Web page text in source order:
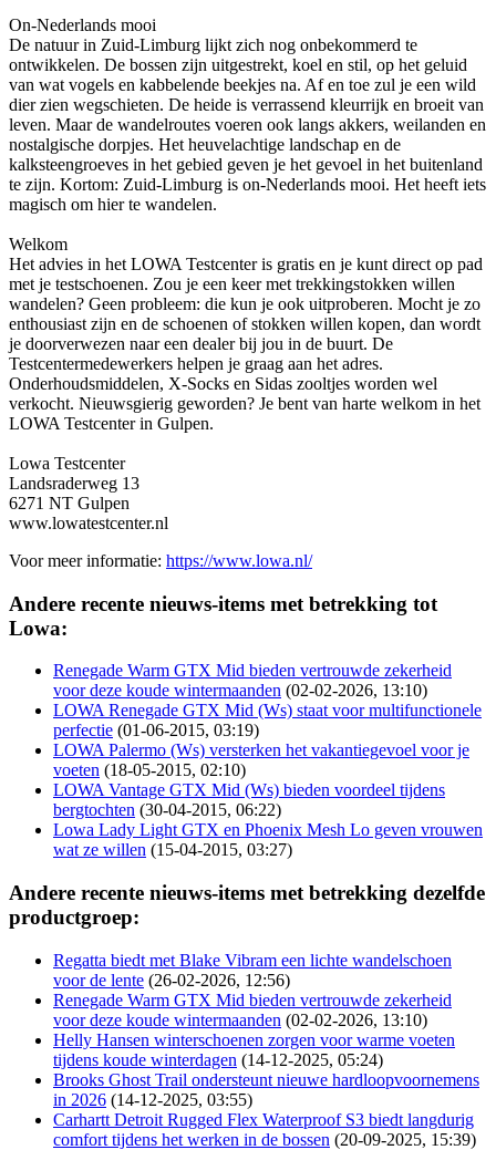
On-Nederlands mooi
De natuur in Zuid-Limburg lijkt zich nog onbekommerd te
ontwikkelen. De bossen zijn uitgestrekt, koel en stil, op het geluid
van wat vogels en kabbelende beekjes na. Af en toe zul je een wild
dier zien wegschieten. De heide is verrassend kleurrijk en broeit van
leven. Maar de wandelroutes voeren ook langs akkers, weilanden en
nostalgische dorpjes. Het heuvelachtige landschap en de
kalksteengroeves in het gebied geven je het gevoel in het buitenland
te zijn. Kortom: Zuid-Limburg is on-Nederlands mooi. Het heeft iets
magisch om hier te wandelen.
Welkom
Het advies in het LOWA Testcenter is gratis en je kunt direct op pad
met je testschoenen. Zou je een keer met trekkingstokken willen
wandelen? Geen probleem: die kun je ook uitproberen. Mocht je zo
enthousiast zijn en de schoenen of stokken willen kopen, dan wordt
je doorverwezen naar een dealer bij jou in de buurt. De
Testcentermedewerkers helpen je graag aan het adres.
Onderhoudsmiddelen, X-Socks en Sidas zooltjes worden wel
verkocht. Nieuwsgierig geworden? Je bent van harte welkom in het
LOWA Testcenter in Gulpen.
Lowa Testcenter
Landsraderweg 13
6271 NT Gulpen
www.lowatestcenter.nl
Voor meer informatie: https://www.lowa.nl/
Andere recente nieuws-items met betrekking tot
Lowa:
Renegade Warm GTX Mid bieden vertrouwde zekerheid
voor deze koude wintermaanden (02-02-2026, 13:10)
LOWA Renegade GTX Mid (Ws) staat voor multifunctionele
perfectie (01-06-2015, 03:19)
LOWA Palermo (Ws) versterken het vakantiegevoel voor je
voeten (18-05-2015, 02:10)
LOWA Vantage GTX Mid (Ws) bieden voordeel tijdens
bergtochten (30-04-2015, 06:22)
Lowa Lady Light GTX en Phoenix Mesh Lo geven vrouwen
wat ze willen (15-04-2015, 03:27)
Andere recente nieuws-items met betrekking dezelfde
productgroep:
Regatta biedt met Blake Vibram een lichte wandelschoen
voor de lente (26-02-2026, 12:56)
Renegade Warm GTX Mid bieden vertrouwde zekerheid
voor deze koude wintermaanden (02-02-2026, 13:10)
Helly Hansen winterschoenen zorgen voor warme voeten
tijdens koude winterdagen (14-12-2025, 05:24)
Brooks Ghost Trail ondersteunt nieuwe hardloopvoornemens
in 2026 (14-12-2025, 03:55)
Carhartt Detroit Rugged Flex Waterproof S3 biedt langdurig
comfort tijdens het werken in de bossen (20-09-2025, 15:39)